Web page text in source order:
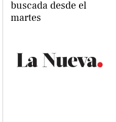
buscada desde el
martes